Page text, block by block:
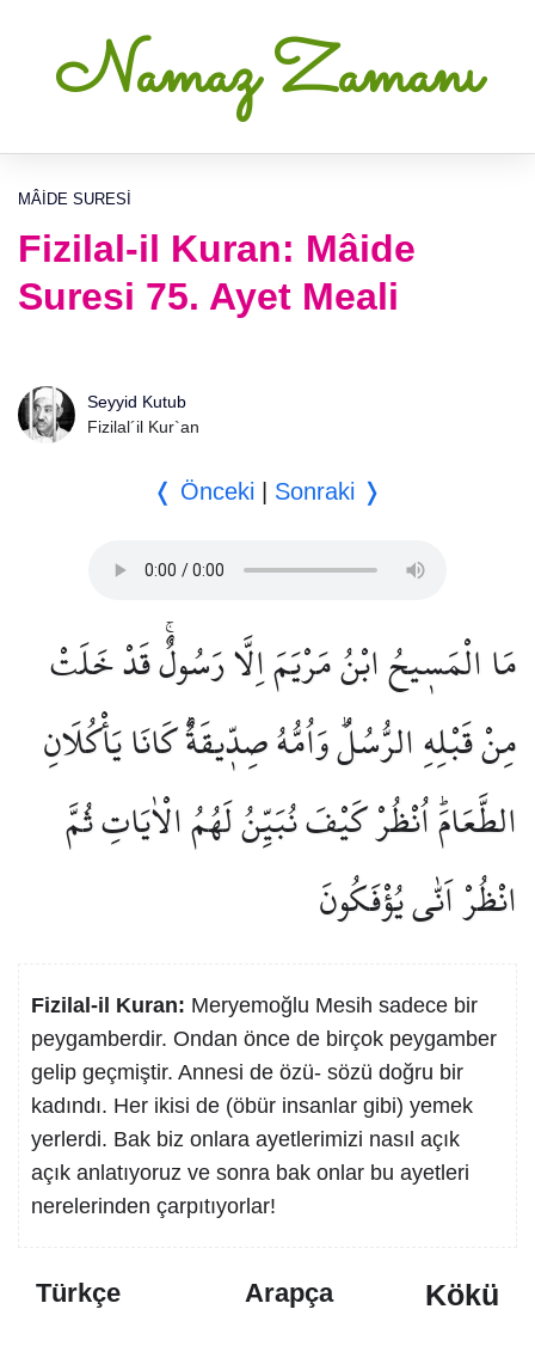
Namaz Zamanı
MÂIDE SURESI
Fizilal-il Kuran: Mâide
Suresi 75. Ayet Meali
Seyyid Kutub
Fizilal´il Kur`an
❬ Önceki Sonraki ❭
مَا الْمَس۪يحُ ابْنُ مَرْيَمَ اِلَّا رَسُولٌۚ قَدْ خَلَتْ
مِنْ قَبْلِهِ الرُّسُلُۜ وَاُمُّهُ صِدّ۪يقَةٌۜ كَانَا يَأْكُلَانِ
الطَّعَامَۜ اُنْظُرْ كَيْفَ نُبَيِّنُ لَهُمُ الْاٰيَاتِ ثُمَّ
انْظُرْ اَنّٰى يُؤْفَكُونَ
Fizilal-il Kuran: Meryemoğlu Mesih sadece bir
peygamberdir. Ondan önce de birçok peygamber
gelip geçmiştir. Annesi de özü- sözü doğru bir
kadındı. Her ikisi de (öbür insanlar gibi) yemek
yerlerdi. Bak biz onlara ayetlerimizi nasıl açık
açık anlatıyoruz ve sonra bak onlar bu ayetleri
nerelerinden çarpıtıyorlar!
Türkçe Arapça Kökü